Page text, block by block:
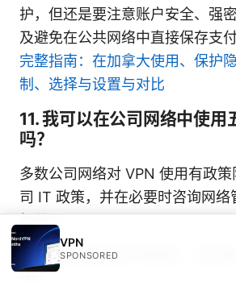
护，但还是要注意账户安全、强
及避免在公共网络中直接保存支
完整指南：在加拿大使用、保护
制、选择与设置与对比
11. 我可以在公司网络中使用
吗？
多数公司网络对 VPN 使用有政
司 IT 政策，并在必要时咨询网络
规使用。
12. 如果遇到技术错误，应
持？
VPN
SPONSORED